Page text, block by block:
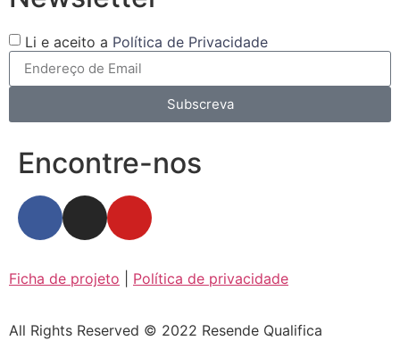
Li e aceito a Política de Privacidade
Subscreva
Encontre-nos
Ficha de projeto Política de privacidade
All Rights Reserved © 2022 Resende Qualifica